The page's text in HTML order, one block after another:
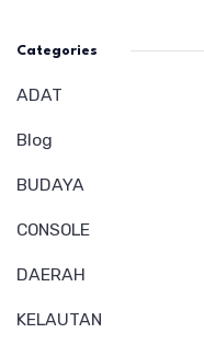
Categories
ADAT
Blog
BUDAYA
CONSOLE
DAERAH
KELAUTAN